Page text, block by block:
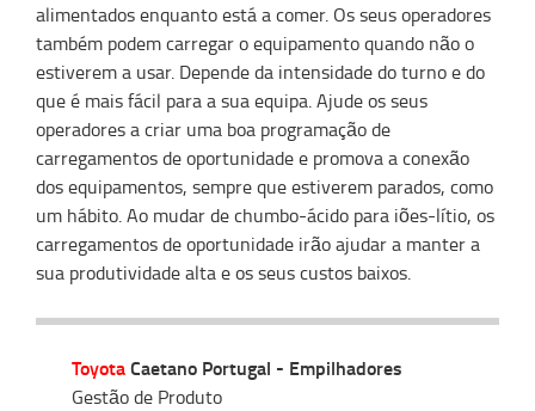
alimentados enquanto está a comer. Os seus operadores
também podem carregar o equipamento quando não o
estiverem a usar. Depende da intensidade do turno e do
que é mais fácil para a sua equipa. Ajude os seus
operadores a criar uma boa programação de
carregamentos de oportunidade e promova a conexão
dos equipamentos, sempre que estiverem parados, como
um hábito. Ao mudar de chumbo-ácido para iões-lítio, os
carregamentos de oportunidade irão ajudar a manter a
sua produtividade alta e os seus custos baixos.
ToyotaCaetano Portugal - Empilhadores
Gestão de Produto